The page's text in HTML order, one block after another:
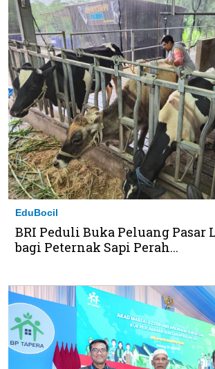
EduBocil
BRI Peduli Buka Peluang Pasar
bagi Peternak Sapi Perah...